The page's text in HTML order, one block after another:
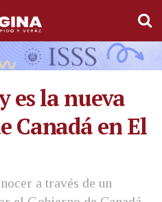
es la nueva
Canadá en El
a través de un